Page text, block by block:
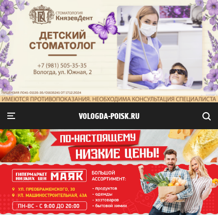
VOLOGDA-POISK.RU